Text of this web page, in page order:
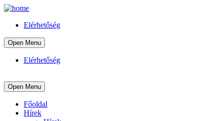
Elérhetőség
Open Menu
Elérhetőség
Open Menu
Főoldal
Hírek